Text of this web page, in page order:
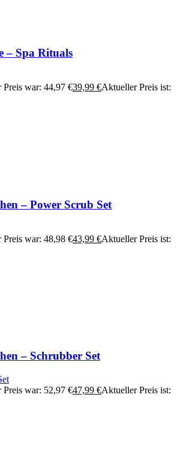
– Spa Rituals
war: 44,97 €39,99 €Aktueller Preis ist:
– Power Scrub Set
war: 48,98 €43,99 €Aktueller Preis ist:
– Schrubber Set
war: 52,97 €47,99 €Aktueller Preis ist: